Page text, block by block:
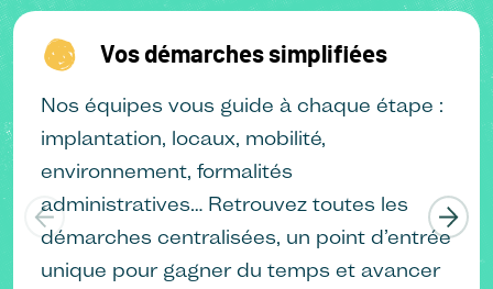
Vos démarches simplifiées
Nos équipes vous guide à chaque étape :
implantation, locaux, mobilité,
environnement, formalités
administratives… Retrouvez toutes les
démarches centralisées, un point d’entrée
unique pour gagner du temps et avancer